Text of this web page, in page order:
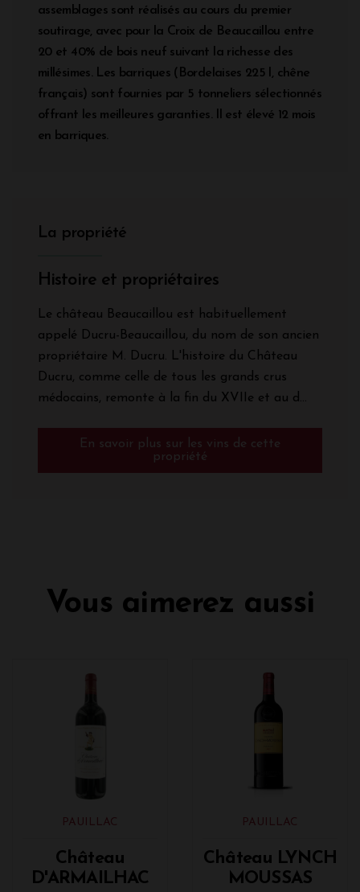
assemblages sont réalisés au cours du premier
soutirage, avec pour la Croix de Beaucaillou entre
20 et 40% de bois neuf suivant la richesse des
millésimes. Les barriques (Bordelaises 225 l, chêne
français) sont fournies par 5 tonneliers sélectionnés
offrant les meilleures garanties. Il est élevé 12 mois
en barriques.
La propriété
Histoire et propriétaires
Le château Beaucaillou est habituellement
appelé Ducru-Beaucaillou, du nom de son ancien
propriétaire M. Ducru. L'histoire du Château
Ducru, comme celle de tous les grands crus
médocains, remonte à la fin du XVIIe et au d...
En savoir plus sur les vins de cette
propriété
Vous aimerez aussi
PAUILLAC
Château
D'ARMAILHAC
PAUILLAC
Château LYNCH
MOUSSAS